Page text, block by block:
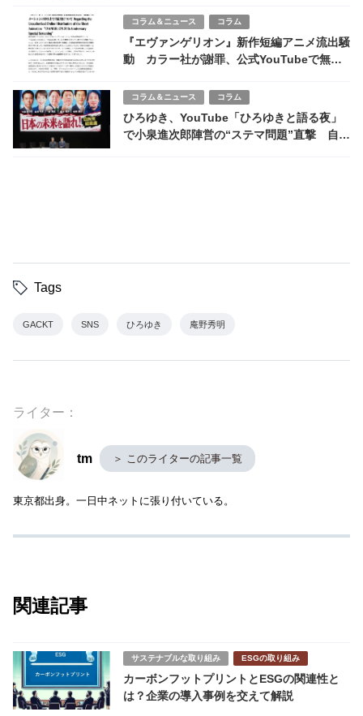
コラム＆ニュース コラム
『エヴァンゲリオン』新作短編アニメ流出騒
動 カラー社が謝罪、公式YouTubeで無料
コラム＆ニュース コラム
ひろゆき、YouTube「ひろゆきと語る夜」
で小泉進次郎陣営の“ステマ問題”直撃 自民
Tags
GACKT SNS ひろゆき 庵野秀明
ライター：
tm ＞ このライターの記事一覧
東京都出身。一日中ネットに張り付いている。
関連記事
サステナブルな取り組み ESGの取り組み
カーボンフットプリントとESGの関連性と
は？企業の導入事例を交えて解説